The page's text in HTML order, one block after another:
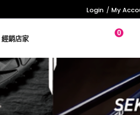
Login My
0
經銷店家